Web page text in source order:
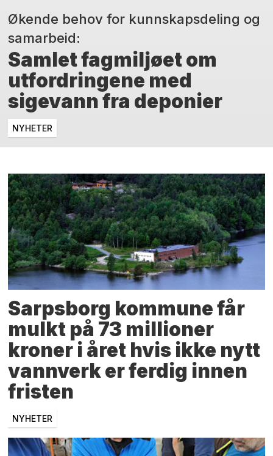
Økende behov for kunnskapsdeling og
samarbeid:
Samlet fagmiljøet om
utfordringene med
sigevann fra deponier
NYHETER
Sarpsborg kommune får
mulkt på 73 millioner
kroner i året hvis ikke nytt
vannverk er ferdig innen
fristen
NYHETER